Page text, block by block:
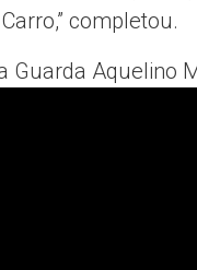
completou.
Guarda Aquelino